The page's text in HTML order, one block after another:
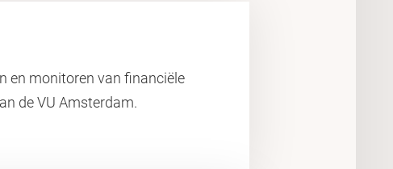
en monitoren van financiële
de VU Amsterdam.